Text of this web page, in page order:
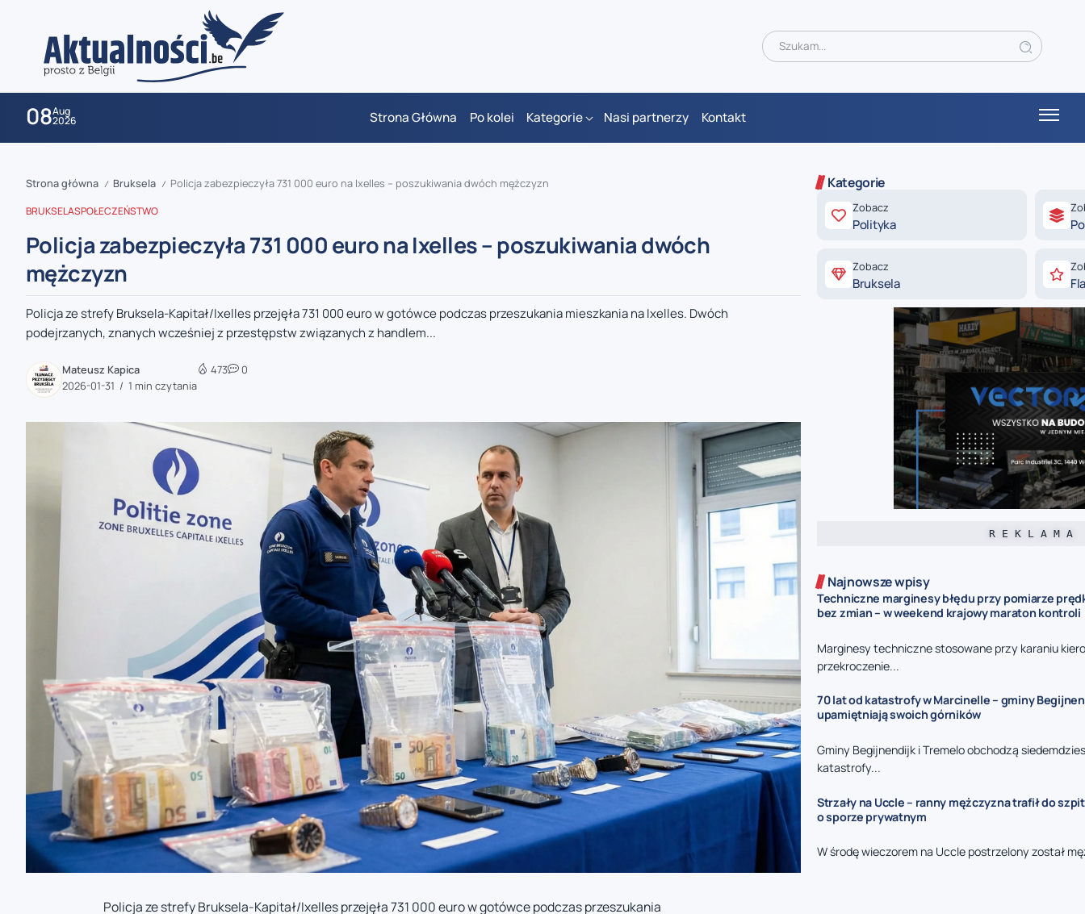
08Aug
2026 Strona Główna Po kolei Kategorie Nasi partnerzy Kontakt
zaobserwuj nas
zaobserwuj nas
zaobserwuj nas
Strona główna / Bruksela / Policja zabezpieczyła 731 000 euro na Ixelles – poszukiwania dwóch mężczyzn
BRUKSELASPOŁECZEŃSTWO
Policja zabezpieczyła 731 000 euro na Ixelles – poszukiwania dwóch
mężczyzn
Policja ze strefy Bruksela-Kapitał/Ixelles przejęła 731 000 euro w gotówce podczas przeszukania mieszkania na Ixelles. Dwóch
podejrzanych, znanych wcześniej z przestępstw związanych z handlem...
Mateusz Kapica
2026-01-31
1 min czytania
473 0
Policja ze strefy Bruksela-Kapitał/Ixelles przejęła 731 000 euro w gotówce podczas przeszukania
Kategorie
Zobacz
Polityka
Zobacz
Bruksela
R E K L A M A
Najnowsze wpisy
Techniczne marginesy błędu przy pomiarze
bez zmian – w weekend krajowy maraton kontroli
Marginesy techniczne stosowane przy karaniu
przekroczenie...
70 lat od katastrofy w Marcinelle – gminy
upamiętniają swoich górników
Gminy Begijnendijk i Tremelo obchodzą
katastrofy...
Strzały na Uccle – ranny mężczyzna trafił do
o sporze prywatnym
W środę wieczorem na Uccle postrzelony został